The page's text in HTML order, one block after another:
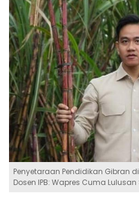
Penyetaraan Pendidikan Gibran
Dosen IPB: Wapres Cuma Lulusan